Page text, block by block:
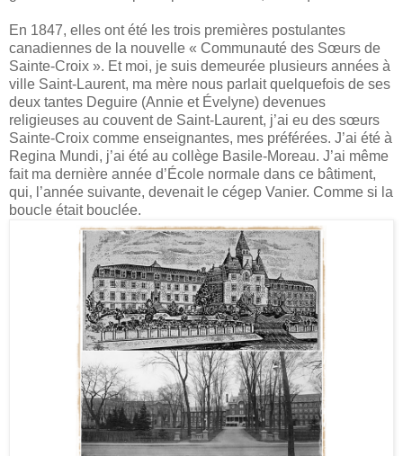
En 1847, elles ont été les trois premières postulantes
canadiennes de la nouvelle « Communauté des Sœurs de
Sainte-Croix ». Et moi, je suis demeurée plusieurs années à
ville Saint-Laurent, ma mère nous parlait quelquefois de ses
deux tantes Deguire (Annie et Évelyne) devenues
religieuses au couvent de Saint-Laurent, j’ai eu des sœurs
Sainte-Croix comme enseignantes, mes préférées. J’ai été à
Regina Mundi, j’ai été au collège Basile-Moreau. J’ai même
fait ma dernière année d’École normale dans ce bâtiment,
qui, l’année suivante, devenait le cégep Vanier. Comme si la
boucle était bouclée.